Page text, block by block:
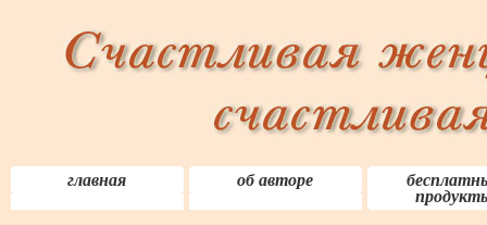
главная об авторе